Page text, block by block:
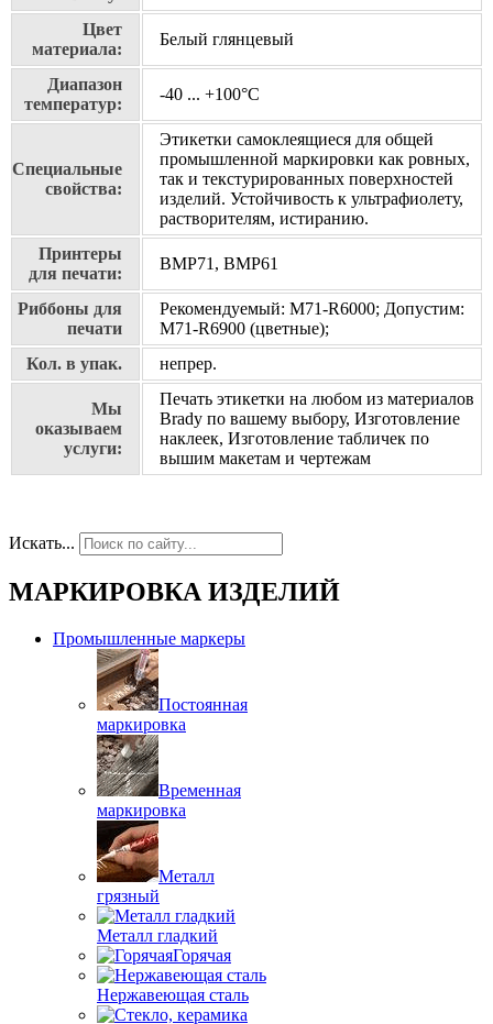
Цвет
материала:
Белый глянцевый
Диапазон
температур:
-40 ... +100°С
Специальные
свойства:
Этикетки самоклеящиеся для общей
промышленной маркировки как ровных,
так и текстурированных поверхностей
изделий. Устойчивость к ультрафиолету,
растворителям, истиранию.
Принтеры
для печати:
BMP71, BMP61
Риббоны для
печати
Рекомендуемый: M71-R6000; Допустим:
M71-R6900 (цветные);
Кол. в упак.
непрер.
Мы
оказываем
услуги:
Печать этикетки на любом из материалов
Brady по вашему выбору, Изготовление
наклеек, Изготовление табличек по
вышим макетам и чертежам
Искать...
МАРКИРОВКА ИЗДЕЛИЙ
Промышленные маркеры
Постоянная
маркировка
Временная
маркировка
Металл
грязный
Металл гладкий
Горячая
Нержавеющая сталь